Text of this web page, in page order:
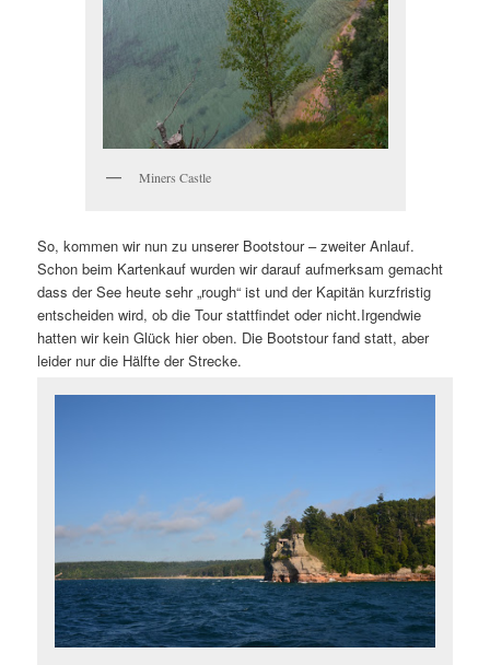
Miners Castle
So, kommen wir nun zu unserer Bootstour – zweiter Anlauf.
Schon beim Kartenkauf wurden wir darauf aufmerksam gemacht
dass der See heute sehr „rough“ ist und der Kapitän kurzfristig
entscheiden wird, ob die Tour stattfindet oder nicht.Irgendwie
hatten wir kein Glück hier oben. Die Bootstour fand statt, aber
leider nur die Hälfte der Strecke.